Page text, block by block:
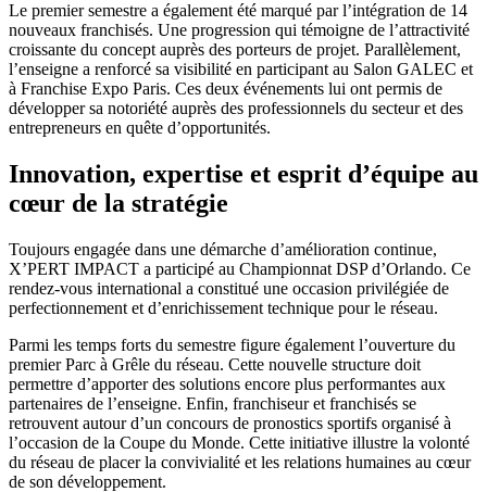
Le premier semestre a également été marqué par l’intégration de 14
nouveaux franchisés. Une progression qui témoigne de l’attractivité
croissante du concept auprès des porteurs de projet. Parallèlement,
l’enseigne a renforcé sa visibilité en participant au Salon GALEC et
à Franchise Expo Paris. Ces deux événements lui ont permis de
développer sa notoriété auprès des professionnels du secteur et des
entrepreneurs en quête d’opportunités.
Innovation, expertise et esprit d’équipe au
cœur de la stratégie
Toujours engagée dans une démarche d’amélioration continue,
X’PERT IMPACT a participé au Championnat DSP d’Orlando. Ce
rendez-vous international a constitué une occasion privilégiée de
perfectionnement et d’enrichissement technique pour le réseau.
Parmi les temps forts du semestre figure également l’ouverture du
premier Parc à Grêle du réseau. Cette nouvelle structure doit
permettre d’apporter des solutions encore plus performantes aux
partenaires de l’enseigne. Enfin, franchiseur et franchisés se
retrouvent autour d’un concours de pronostics sportifs organisé à
l’occasion de la Coupe du Monde. Cette initiative illustre la volonté
du réseau de placer la convivialité et les relations humaines au cœur
de son développement.